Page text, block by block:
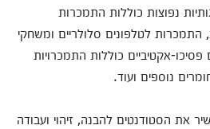
נפוצות כוללות התמכרות
התמכרות לטלפונים סלולריים ומשחקי
אקטיביים כוללות התמכרויות
נוספים ועוד.
את הסטודנטים להבנה, זיהוי ועבודה